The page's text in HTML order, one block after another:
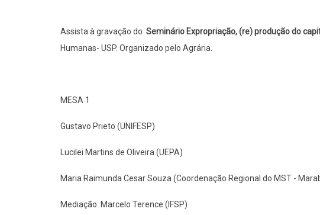
Assista à gravação do Seminário Expropriação, (re) produção do
Humanas- USP. Organizado pelo Agrária.
MESA 1
Gustavo Prieto (UNIFESP)
Lucilei Martins de Oliveira (UEPA)
Maria Raimunda Cesar Souza (Coordenação Regional do MST -
Mediação: Marcelo Terence (IFSP)